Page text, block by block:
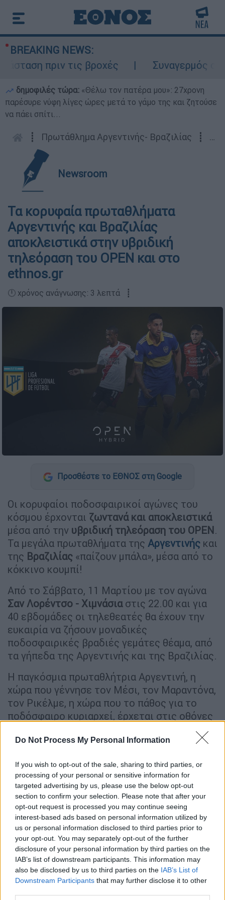
Do Not Process My Personal Information
If you wish to opt-out of the sale, sharing to third parties, or
processing of your personal or sensitive information for
targeted advertising by us, please use the below opt-out
section to confirm your selection. Please note that after your
opt-out request is processed you may continue seeing
interest-based ads based on personal information utilized by
us or personal information disclosed to third parties prior to
your opt-out. You may separately opt-out of the further
disclosure of your personal information by third parties on the
IAB’s list of downstream participants. This information may
also be disclosed by us to third parties on the IAB’s List of
Downstream Participants that may further disclose it to other
BREAKING NEWS:
πριν τις βροχές
Συναγερμός
δημοφιλές τώρα: «Θέλω τον πατέρα μου»: 27χρονη
παρέσυρε νύφη λίγες ώρες μετά το γάμο της και ζητούσε
να πάει σπίτι...
┋ Πρωτάθλημα Αργεντινής- Βραζιλίας ┋
Newsroom
Τα κορυφαία πρωταθλήματα
Αργεντινής και Βραζιλίας
αποκλειστικά στην υβριδική
τηλεόραση του OPEN και στο
ethnos.gr
🕛 χρόνος ανάγνωσης: 3 λεπτά ┋
Προσθέστε το ΕΘΝΟΣ στη Google
Οι κορυφαίοι ποδοσφαιρικοί αγώνες του
κόσμου έρχονται ζωντανά και αποκλειστικά
μέσα από την υβριδική τηλεόραση του OPEN.
Τα μεγάλα πρωταθλήματα της Αργεντινής και
της Βραζιλίας «παίζουν μπάλα», μέσα από το
κόκκινο κουμπί!
Από το Σάββατο, 11 Μαρτίου με τον αγώνα
Σαν Λορέντσο - Χιμνάσιαστις 22.00 και για
40 εβδομάδες οι τηλεθεατές θα έχουν την
ευκαιρία να ζήσουν μοναδικές
ποδοσφαιρικές βραδιές γεμάτες θέαμα, από
τα γήπεδα της Αργεντινής και της Βραζιλίας.
Η παγκόσμια πρωταθλήτρια Αργεντινή, η
χώρα που γέννησε τον Μέσι, τον Μαραντόνα,
τον Ρικέλμε, η χώρα που το πάθος για το
ποδόσφαιρο κυριαρχεί, έρχεται στις οθόνες
Μαρτίου μέχρι και τις 16 Δεκεμβρίου. Θα
αιωνίων αντιπάλωνΜπόκα Τζούνιορςκαι
Ρίβερ Πλέιταλλά και τη μοναδική
ατμόσφαιρα σε Μπομπονέρα και
Μονουμεντάλ. Ντάριο Μπενεντέτο, Νικολάς
Ντε Λα Κρουθ και πολλοί ακόμη αστέρες θα
πρωταγωνιστούν κάθε εβδομάδα στην
υβριδική τηλεόραση τουOPEN, μέχρι την
τελική καταξίωση και την κατάκτηση του
τίτλου.
Και φυσικά η Βραζιλία. Η χώρα της σάμπα και